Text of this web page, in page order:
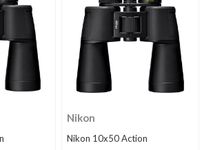
Nikon
Nikon 10x50 Action